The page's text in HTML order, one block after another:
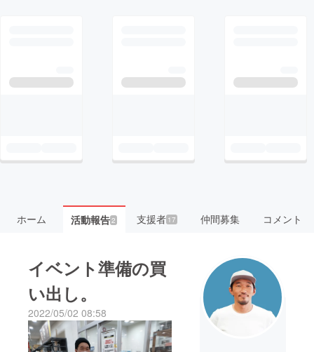
ホーム 活動報告2 支援者 17 仲間募集 コメント
イベント準備の買
い出し。
2022/05/02 08:58